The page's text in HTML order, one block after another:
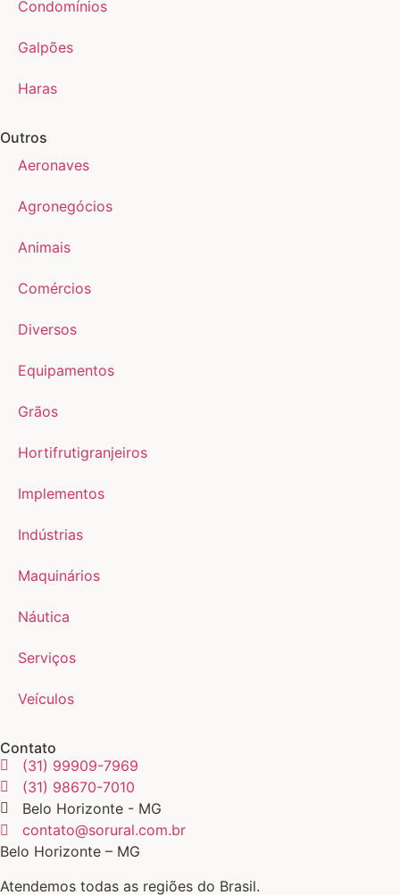
Condomínios
Galpões
Haras
Outros
Aeronaves
Agronegócios
Animais
Comércios
Diversos
Equipamentos
Grãos
Hortifrutigranjeiros
Implementos
Indústrias
Maquinários
Náutica
Serviços
Veículos
Contato
(31) 99909-7969
(31) 98670-7010
Belo Horizonte - MG
contato@sorural.com.br
Belo Horizonte – MG
Atendemos todas as regiões do Brasil.